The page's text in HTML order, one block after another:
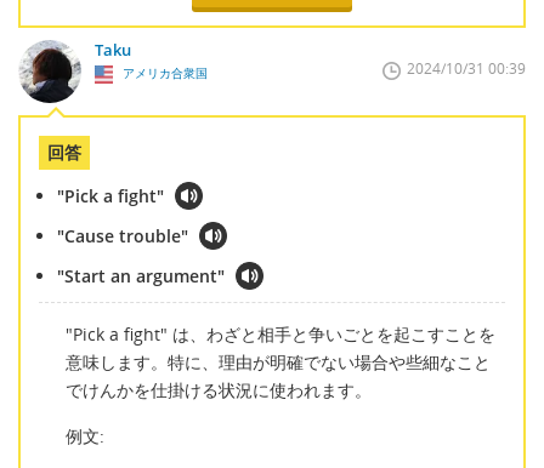
Taku
アメリカ合衆国 2024/10/31 00:39
回答
"Pick a fight"
"Cause trouble"
"Start an argument"
"Pick a fight" は、わざと相手と争いごとを起こすことを
意味します。特に、理由が明確でない場合や些細なこと
でけんかを仕掛ける状況に使われます。
例文: